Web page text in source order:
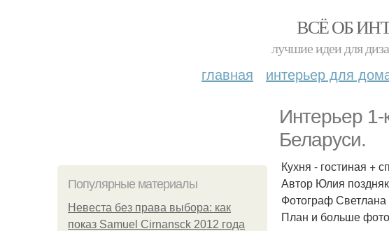
ВСЁ ОБ
лучшие идеи для
главная интерьер для
Интерьер
Беларуси.
Популярные материалы
Невеста без права выбора: как
показ Samuel Cirnansck 2012 года
Кухня - гостиная +
Автор Юлия
Фотограф Светлана
План и больше